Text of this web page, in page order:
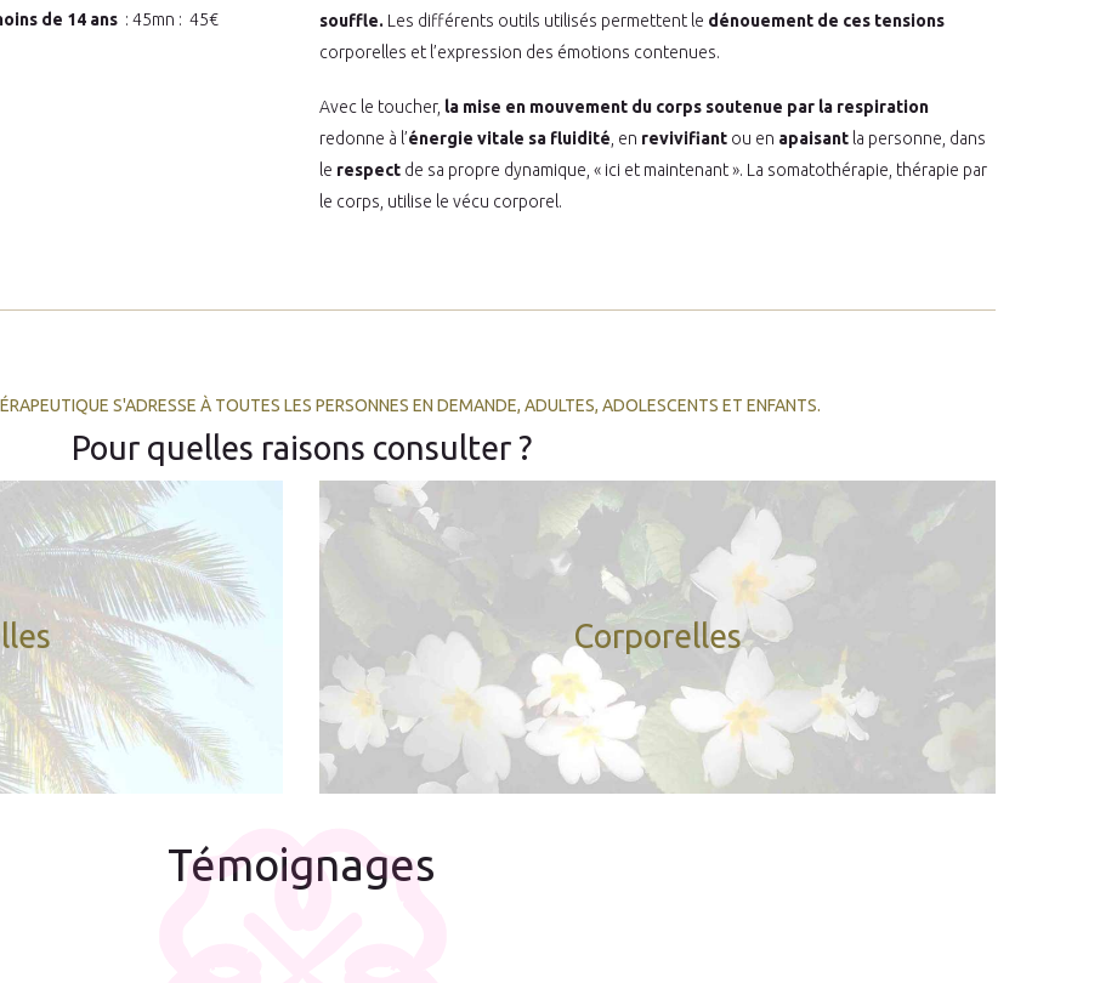
de 14 ans : 45mn : 45€
souffle. Les différents outils utilisés permettent le dénouement de ces tensions
corporelles et l’expression des émotions contenues.
Avec le toucher, la mise en mouvement du corps soutenue par la respiration
redonne à l’énergie vitale sa fluidité, en revivifiant ou en apaisant la personne, dans
le respect de sa propre dynamique, « ici et maintenant ». La somatothérapie, thérapie par
le corps, utilise le vécu corporel.
S'ADRESSE À TOUTES LES PERSONNES EN DEMANDE, ADULTES, ADOLESCENTS ET ENFANTS.
Pour quelles raisons consulter ?
avec l’un de vos proches.
votre cadre professionnel.
difficile dans votre vie.
Vous avez perdu vos repères.
pas à sortir de cet état.
Corporelles
Vous respirez peu ou avec difficulté.
Vous avez une douleur localisée.
Vous avez des problèmes chroniques.
Témoignages